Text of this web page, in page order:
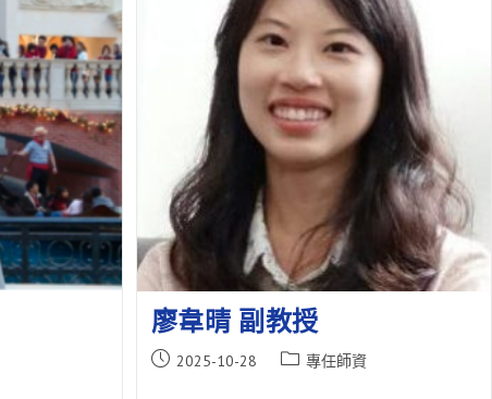
廖韋晴 副教授
Post 2025-10-28
Post 專任師資